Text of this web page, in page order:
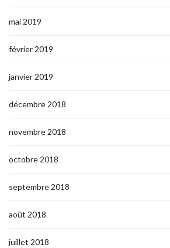
mai 2019
février 2019
janvier 2019
décembre 2018
novembre 2018
octobre 2018
septembre 2018
août 2018
juillet 2018